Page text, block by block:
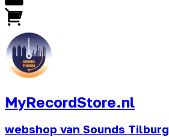
MyRecordStore.nl
webshop van Sounds Tilburg